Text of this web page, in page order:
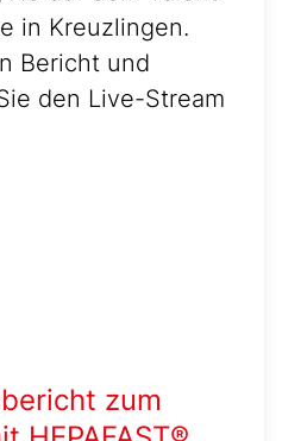
in Kreuzlingen.
Bericht und
den Live-Stream
zum